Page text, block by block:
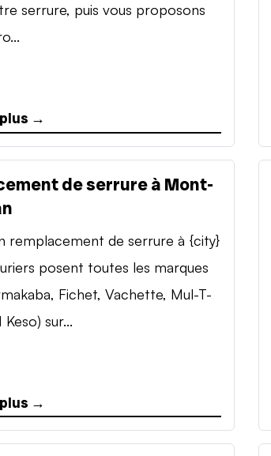
serrure, puis vous proposons
→
de serrure à Mont-
remplacement de serrure à {city}
posent toutes les marques
Fichet, Vachette, Mul-T-
sur...
→